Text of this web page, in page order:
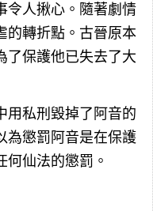
令人揪心。隨著劇情
的轉折點。古晉原本
了保護他已失去了大
用私刑毀掉了阿音的
為懲罰阿音是在保護
仙法的懲罰。